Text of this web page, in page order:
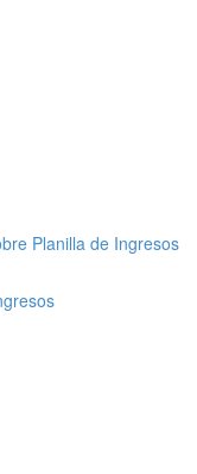
Planilla de Ingresos